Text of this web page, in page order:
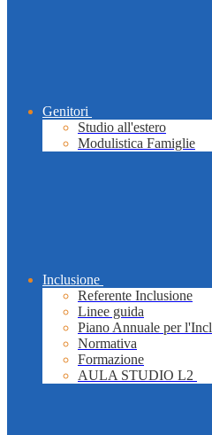
Genitori
Studio all'estero
Modulistica Famiglie
Inclusione
Referente Inclusione
Linee guida
Piano Annuale per
Normativa
Formazione
AULA STUDIO L2